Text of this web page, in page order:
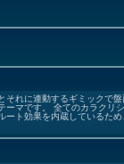
それに連動するギミックで盤
ーマです。 全てのカラクリ
ート効果を内蔵しているため